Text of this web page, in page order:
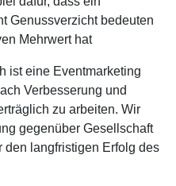
Genussverzicht bedeuten
Mehrwert hat
ist eine Eventmarketing
Verbesserung und
zu arbeiten. Wir
gegenüber Gesellschaft
den langfristigen Erfolg des